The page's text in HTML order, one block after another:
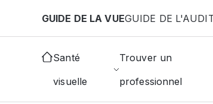
GUIDE DE LA VUEGUIDE DE
Santé
visuelle
Trouver un
professionnel
Accueil Annuaire des orthoptistes